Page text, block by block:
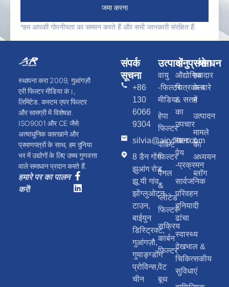
जमा करना
*हम आपकी गोपनीयता का सम्मान करते हैं और सभी जानकारी संरक्षित हैं.
स्थापना करा 2009, गुआंगज़ौ
एरी फिल्टर मीडिया कं।,
लिमिटेड. कस्टम एयर फिल्टर
और सामग्री में विशेषज्ञ.
ISO9001 और CE जैसे
अत्याधुनिक कारखाने और
प्रमाणपत्रों के साथ, हम दुनिया
भर में उद्योगों के लिए उच्च गुणवत्ता
वाले समाधान प्रदान करते हैं.
हमारे पर का पालन
करें!
उत्पादों
वायु
-फिल्टर
मीडिया
हेपा
फिल्टर
पॉकेट
फिल्टर
पैनल
&
प्लीटेड
फिल्टर
सक्रिय
कार्बन
फिल्टर
पेंट
बूथ
अनुप्रयोग
औद्योगिक
चित्रकला
& सतह
का
उपचार
खाना &
पेय
-प्रक्रमन
सार्वजनिक
परिवहन
बुनियादी
ढांचा
स्वास्थ्य
देखभाल &
चिकित्सकीय
सुविधाएं
संसाधन
हवादार
के बारे
में
उत्पादन
मामले
का
अध्ययन
ब्लॉग
संपर्क
सूचना
+86
130
6066
9304
silvia@airyfilter.com
8 डैन गोंग
झुआंग रोड,
झू यी गांव,
झोंग्लुओटन
टाउन,
बाईयुन
डिस्ट्रिक्ट,
गुआंगज़ौ,
गुयाङ्ग्डोंग
प्रोविन्स,
चीन